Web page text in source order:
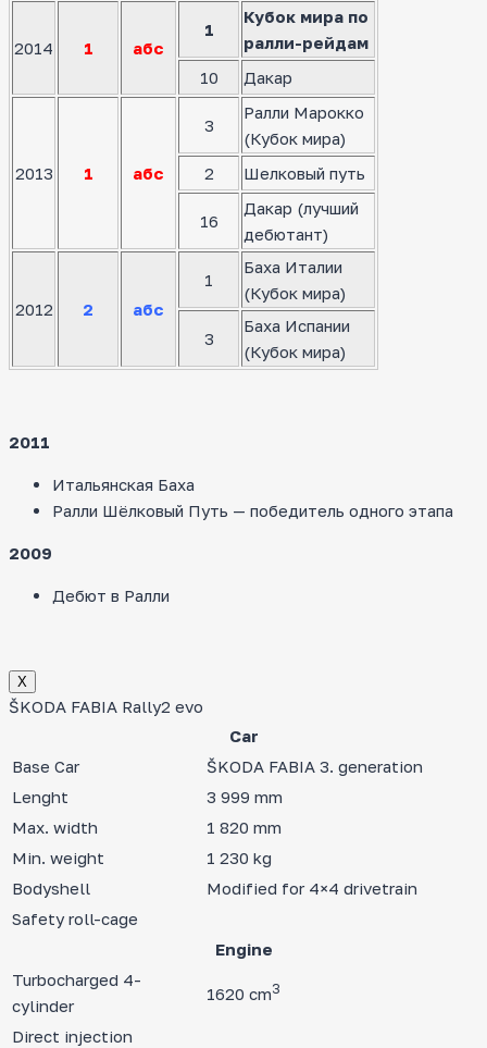
2014 1 абс
1
Кубок мира по
ралли-рейдам
10
Дакар
2013 1 абс
3
Ралли Марокко
(Кубок мира)
2
Шелковый путь
16
Дакар (лучший
дебютант)
2012 2 абс
1
Баха Италии
(Кубок мира)
3
Баха Испании
(Кубок мира)
2011
Итальянская Баха
Ралли Шёлковый Путь — победитель одного этапа
2009
Дебют в Ралли
Х
ŠKODA FABIA Rally2 evo
Car
Base Car
ŠKODA FABIA 3. generation
Lenght
3 999 mm
Max. width
1 820 mm
Min. weight
1 230 kg
Bodyshell
Modified for 4×4 drivetrain
Safety roll-cage
Engine
Turbocharged 4-
cylinder
1620 cm3
Direct injection